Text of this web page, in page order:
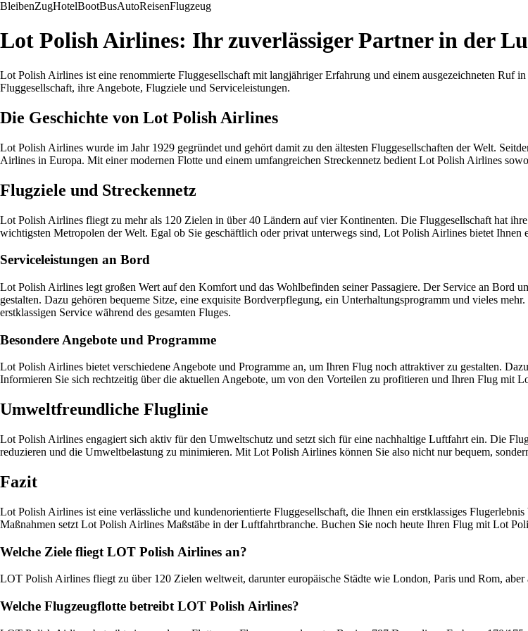
BleibenZugHotelBootBusAutoReisenFlugzeug
Lot Polish Airlines: Ihr zuverlässiger Partner in der
Lot Polish Airlines ist eine renommierte Fluggesellschaft mit langjähriger Erfahrung und einem ausgezeichneten Ruf
Fluggesellschaft, ihre Angebote, Flugziele und Serviceleistungen.
Die Geschichte von Lot Polish Airlines
Lot Polish Airlines wurde im Jahr 1929 gegründet und gehört damit zu den ältesten Fluggesellschaften der Welt.
Airlines in Europa. Mit einer modernen Flotte und einem umfangreichen Streckennetz bedient Lot Polish Airlines
Flugziele und Streckennetz
Lot Polish Airlines fliegt zu mehr als 120 Zielen in über 40 Ländern auf vier Kontinenten. Die Fluggesellschaft hat
wichtigsten Metropolen der Welt. Egal ob Sie geschäftlich oder privat unterwegs sind, Lot Polish Airlines bietet
Serviceleistungen an Bord
Lot Polish Airlines legt großen Wert auf den Komfort und das Wohlbefinden seiner Passagiere. Der Service an Bord
gestalten. Dazu gehören bequeme Sitze, eine exquisite Bordverpflegung, ein Unterhaltungsprogramm und vieles
erstklassigen Service während des gesamten Fluges.
Besondere Angebote und Programme
Lot Polish Airlines bietet verschiedene Angebote und Programme an, um Ihren Flug noch attraktiver zu gestalten.
Informieren Sie sich rechtzeitig über die aktuellen Angebote, um von den Vorteilen zu profitieren und Ihren Flug mit
Umweltfreundliche Fluglinie
Lot Polish Airlines engagiert sich aktiv für den Umweltschutz und setzt sich für eine nachhaltige Luftfahrt ein. Die
reduzieren und die Umweltbelastung zu minimieren. Mit Lot Polish Airlines können Sie also nicht nur bequem,
Fazit
Lot Polish Airlines ist eine verlässliche und kundenorientierte Fluggesellschaft, die Ihnen ein erstklassiges
Maßnahmen setzt Lot Polish Airlines Maßstäbe in der Luftfahrtbranche. Buchen Sie noch heute Ihren Flug mit Lot
Welche Ziele fliegt LOT Polish Airlines an?
LOT Polish Airlines fliegt zu über 120 Zielen weltweit, darunter europäische Städte wie London, Paris und Rom,
Welche Flugzeugflotte betreibt LOT Polish Airlines?